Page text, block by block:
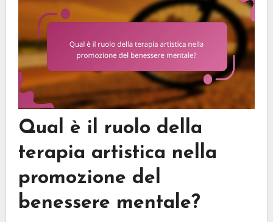
Qual è il ruolo della
terapia artistica nella
promozione del
benessere mentale?